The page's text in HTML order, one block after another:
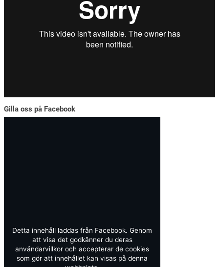
Gilla oss på Facebook
Detta innehåll laddas från Facebook. Genom
att visa det godkänner du deras
användarvillkor och accepterar de cookies
som gör att innehållet kan visas på denna